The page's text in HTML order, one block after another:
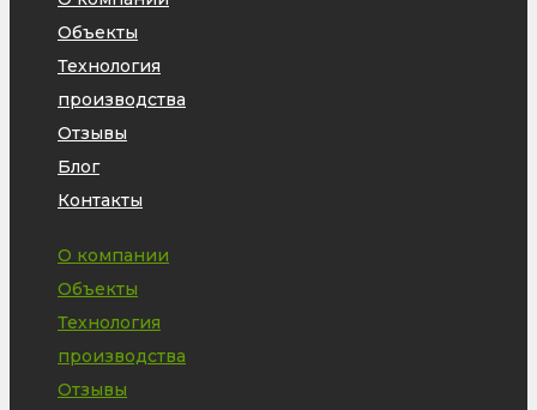
Объекты
Технология
производства
Отзывы
Блог
Контакты
О компании
Объекты
Технология
производства
Отзывы